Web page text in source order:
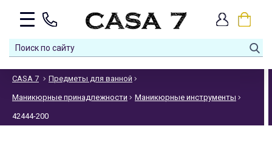
CASA 7 Предметы для ванной
Маникюрные принадлежности Маникюрные инструменты
42444-200